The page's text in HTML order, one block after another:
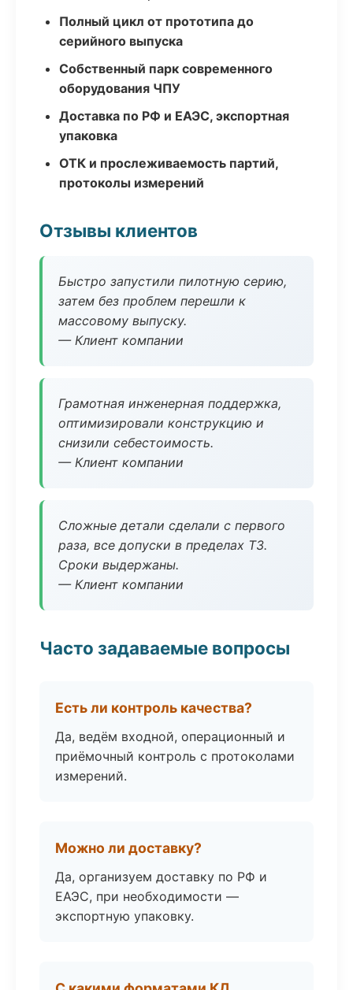
Полный цикл от прототипа до
серийного выпуска
Собственный парк современного
оборудования ЧПУ
Доставка по РФ и ЕАЭС, экспортная
упаковка
ОТК и прослеживаемость партий,
протоколы измерений
Отзывы клиентов
Быстро запустили пилотную серию,
затем без проблем перешли к
массовому выпуску.
— Клиент компании
Грамотная инженерная поддержка,
оптимизировали конструкцию и
снизили себестоимость.
— Клиент компании
Сложные детали сделали с первого
раза, все допуски в пределах ТЗ.
Сроки выдержаны.
— Клиент компании
Часто задаваемые вопросы
Есть ли контроль качества?
Да, ведём входной, операционный и
приёмочный контроль с протоколами
измерений.
Можно ли доставку?
Да, организуем доставку по РФ и
ЕАЭС, при необходимости —
экспортную упаковку.